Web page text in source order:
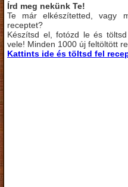
Írd meg nekünk Te!
Te már elkészítetted, vagy
receptet?
Készítsd el, fotózd le és
vele! Minden 1000 új feltöltött
Kattints ide és töltsd fel